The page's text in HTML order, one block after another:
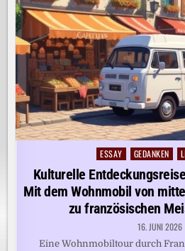
Posted
ESSAY GEDANKEN
Kulturelle
Mit dem Wohnmobil von
zu französischen
16. JUNI 2026
Eine Wohnmobiltour durch